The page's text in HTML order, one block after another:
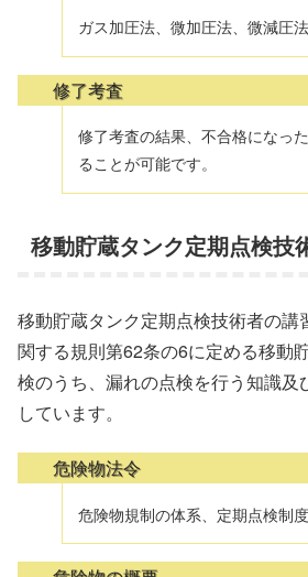
ガス加圧法、微加圧法、微減圧
修了考査
修了考査の結果、不合格になっ
ることが可能です。
移動貯蔵タンク定期点検技
移動貯蔵タンク定期点検技術者の講
関する規則第62条の6に定める移動
検のうち、漏れの点検を行う知識及
しています。
危険物法令
危険物規制の体系、定期点検制度